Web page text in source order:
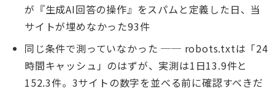
が『生成AI回答の操作』をスパムと定義した日、当
サイトが埋めなかった93件
同じ条件で測っていなかった ── robots.txtは「24
時間キャッシュ」のはずが、実測は1日13.9件と
152.3件。3サイトの数字を並べる前に確認すべきだ